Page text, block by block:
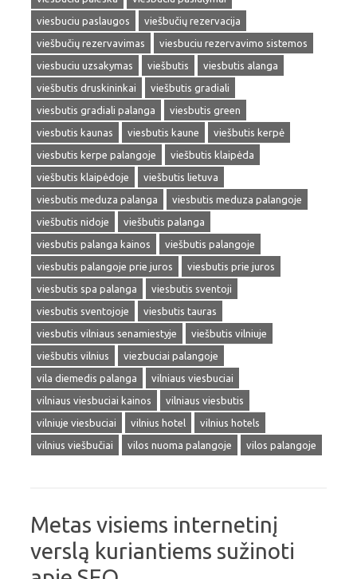
viesbuciu paslaugos
viešbučių rezervacija
viešbučių rezervavimas
viesbuciu rezervavimo sistemos
viesbuciu uzsakymas
viešbutis
viesbutis alanga
viešbutis druskininkai
viešbutis gradiali
viesbutis gradiali palanga
viesbutis green
viesbutis kaunas
viesbutis kaune
viešbutis kerpė
viesbutis kerpe palangoje
viešbutis klaipėda
viešbutis klaipėdoje
viešbutis lietuva
viesbutis meduza palanga
viesbutis meduza palangoje
viešbutis nidoje
viešbutis palanga
viesbutis palanga kainos
viešbutis palangoje
viesbutis palangoje prie juros
viesbutis prie juros
viesbutis spa palanga
viesbutis sventoji
viesbutis sventojoje
viesbutis tauras
viesbutis vilniaus senamiestyje
viešbutis vilniuje
viešbutis vilnius
viezbuciai palangoje
vila diemedis palanga
vilniaus viesbuciai
vilniaus viesbuciai kainos
vilniaus viesbutis
vilniuje viesbuciai
vilnius hotel
vilnius hotels
vilnius viešbučiai
vilos nuoma palangoje vilos palangoje
Metas visiems internetinį
verslą kuriantiems sužinoti